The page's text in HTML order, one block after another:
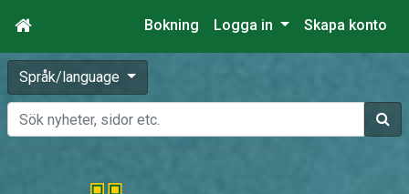
Bokning Logga in Skapa konto
Språk/language
Sök